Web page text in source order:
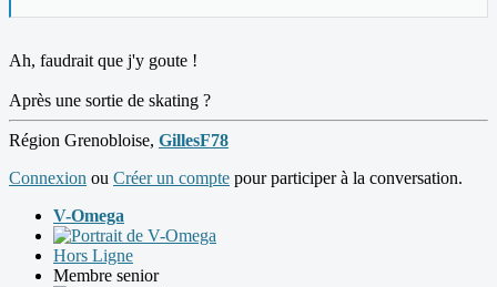
Ah, faudrait que j'y goute !
Après une sortie de skating ?
Région Grenobloise, GillesF78
Connexion ou Créer un compte pour participer à la conversation.
V-Omega
Hors Ligne
Membre senior